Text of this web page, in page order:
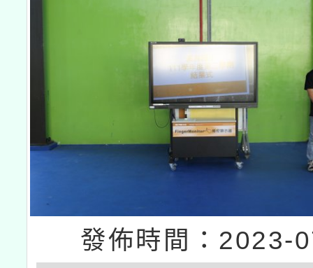
發佈時間：2023-